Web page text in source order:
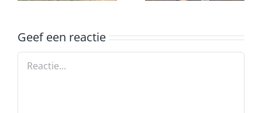
Geef een reactie
Reactie